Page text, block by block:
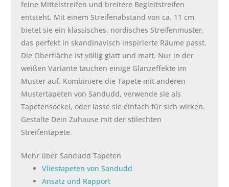
feine Mittelstreifen und breitere Begleitstreifen
entsteht. Mit einem Streifenabstand von ca. 11 cm
bietet sie ein klassisches, nordisches Streifenmuster,
das perfekt in skandinavisch inspirierte Räume passt.
Die Oberfläche ist völlig glatt und matt. Nur in der
weißen Variante tauchen einige Glanzeffekte im
Muster auf. Kombiniere die Tapete mit anderen
Mustertapeten von Sandudd, verwende sie als
Tapetensockel, oder lasse sie einfach für sich wirken.
Gestalte Dein Zuhause mit der stilechten
Streifentapete.
Mehr über Sandudd Tapeten
Vliestapeten von Sandudd
Ansatz und Rapport